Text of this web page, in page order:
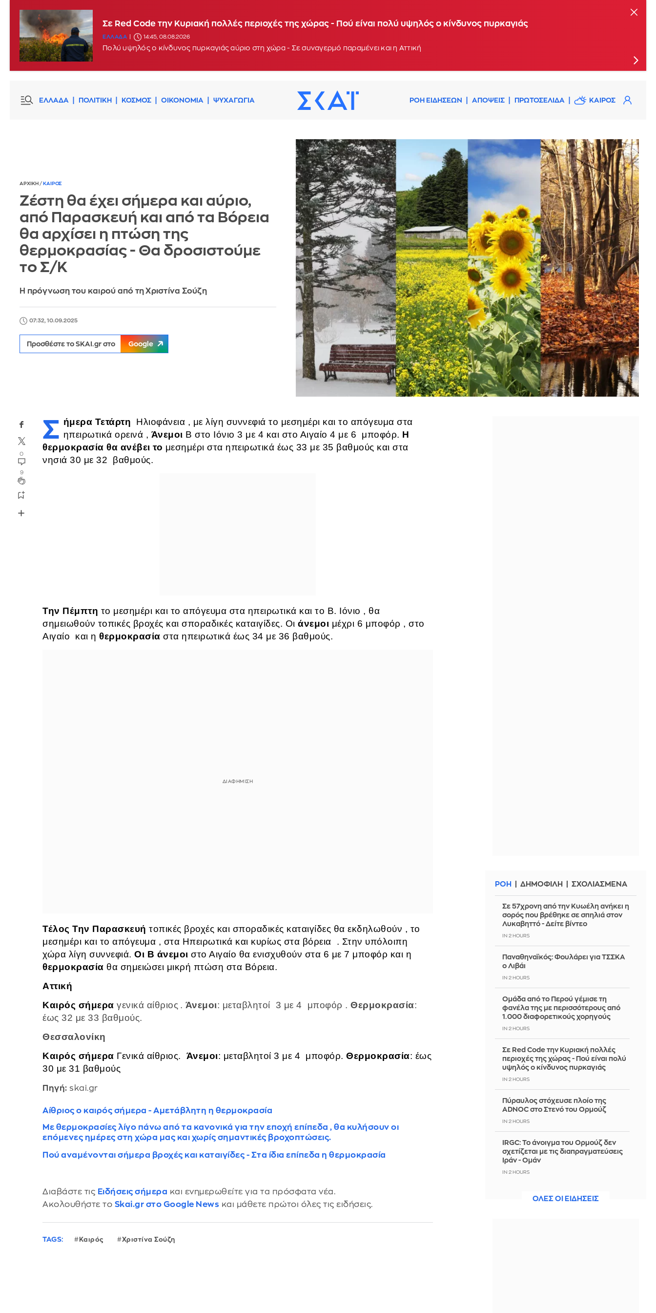
Σφοδροί άνεμοι και υψηλές θερμοκρασίες τις επόμενες ημέρες - Συνεδρίαση της Επιτροπής Εκτίμησης Κινδύνου
Σε Red Code την Κυριακή πολλές περιοχές της χώρας - Πού είναι πολύ υψηλός ο κίνδυνος πυρκαγιάς
ΕΛΛΑΔΑ 14:45, 08.08.2026
Πολύ υψηλός ο κίνδυνος πυρκαγιάς αύριο στη χώρα - Σε συναγερμό παραμένει και η Αττική
ΕΛΛΑΔΑ ΠΟΛΙΤΙΚΗ ΚΟΣΜΟΣ ΟΙΚΟΝΟΜΙΑ ΨΥΧΑΓΩΓΙΑ ΡΟΗ ΕΙΔΗΣΕΩΝ ΑΠΟΨΕΙΣ ΠΡΩΤΟΣΕΛΙΔΑ ΚΑΙΡΟΣ
ΑΡΧΙΚΗ / ΚΑΙΡΟΣ
Ζέστη θα έχει σήμερα και αύριο,
από Παρασκευή και από τα Βόρεια
θα αρχίσει η πτώση της
θερμοκρασίας - Θα δροσιστούμε
το Σ/Κ
Η πρόγνωση του καιρού από τη Χριστίνα Σούζη
07:32, 10.09.2025
Προσθέστε το SKAI.gr στο Google
0
9
Σήμερα Τετάρτη Ηλιοφάνεια , με λίγη συννεφιά το μεσημέρι και το απόγευμα στα
ηπειρωτικά ορεινά , Άνεμοι Β στο Ιόνιο 3 με 4 και στο Αιγαίο 4 με 6 μποφόρ. Η
θερμοκρασία θα ανέβει το μεσημέρι στα ηπειρωτικά έως 33 με 35 βαθμούς και στα
νησιά 30 με 32 βαθμούς.
Την Πέμπτη το μεσημέρι και το απόγευμα στα ηπειρωτικά και το Β. Ιόνιο , θα
σημειωθούν τοπικές βροχές και σποραδικές καταιγίδες. Οιάνεμοι μέχρι 6 μποφόρ , στο
Αιγαίο και ηθερμοκρασία στα ηπειρωτικά έως 34 με 36 βαθμούς.
Τέλος Την Παρασκευή τοπικές βροχές και σποραδικές καταιγίδες θα εκδηλωθούν , το
μεσημέρι και το απόγευμα , στα Ηπειρωτικά και κυρίως στα βόρεια . Στην υπόλοιπη
χώρα λίγη συννεφιά.Οι Β άνεμοι στο Αιγαίο θα ενισχυθούν στα 6 με 7 μποφόρ και η
θερμοκρασία θα σημειώσει μικρή πτώση στα Βόρεια.
Αττική
Καιρός σήμεραγενικά αίθριος . Άνεμοι: μεταβλητοί 3 με 4 μποφόρ .Θερμοκρασία:
έως 32 με 33 βαθμούς.
Θεσσαλονίκη
Καιρός σήμερα Γενικά αίθριος. Άνεμοι: μεταβλητοί 3 με 4 μποφόρ.Θερμοκρασία: έως
30 με 31 βαθμούς
Πηγή: skai.gr
Αίθριος ο καιρός σήμερα - Αμετάβλητη η θερμοκρασία
Με θερμοκρασίες λίγο πάνω από τα κανονικά για την εποχή επίπεδα , θα κυλήσουν οι
επόμενες ημέρες στη χώρα μας και χωρίς σημαντικές βροχοπτώσεις.
Πού αναμένονται σήμερα βροχές και καταιγίδες - Στα ίδια επίπεδα η θερμοκρασία
Διαβάστε τις Ειδήσεις σήμερα και ενημερωθείτε για τα πρόσφατα νέα.
Ακολουθήστε το Skai.gr στο Google News και μάθετε πρώτοι όλες τις ειδήσεις.
TAGS: Καιρός Χριστίνα Σούζη
ΡΟΗ ΔΗΜΟΦΙΛΗ ΣΧΟΛΙΑΣΜΕΝΑ
Σε 57χρονη από την Κυωέλη ανήκει η
σορός που βρέθηκε σε σπηλιά στον
Λυκαβηττό - Δείτε βίντεο
IN 2 HOURS
Παναθηναϊκός: Φουλάρει για ΤΣΣΚΑ
ο Λιβάι
IN 2 HOURS
Ομάδα από το Περού γέμισε τη
φανέλα της με περισσότερους από
1.000 διαφορετικούς χορηγούς
IN 2 HOURS
Σε Red Code την Κυριακή πολλές
περιοχές της χώρας - Πού είναι πολύ
υψηλός ο κίνδυνος πυρκαγιάς
IN 2 HOURS
Πύραυλος στόχευσε πλοίο της
ADNOC στο Στενό του Ορμούζ
IN 2 HOURS
IRGC: Το άνοιγμα του Ορμούζ δεν
σχετίζεται με τις διαπραγματεύσεις
Ιράν - Ομάν
IN 2 HOURS
δέχτηκε για τον σκύλο της, εφερε
ΟΛΕΣ ΟΙ ΕΙΔΗΣΕΙΣ